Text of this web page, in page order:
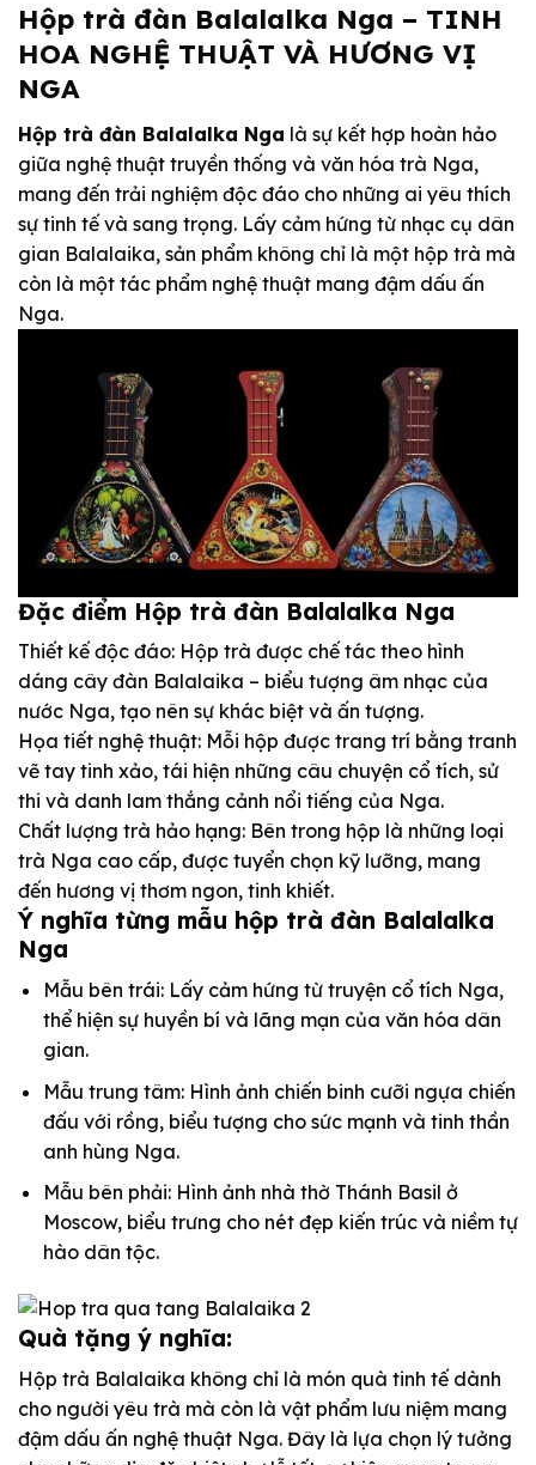
Hộp trà đàn Balalalka Nga – TINH
HOA NGHỆ THUẬT VÀ HƯƠNG VỊ
NGA
Hộp trà đàn Balalalka Nga là sự kết hợp hoàn hảo
giữa nghệ thuật truyền thống và văn hóa trà Nga,
mang đến trải nghiệm độc đáo cho những ai yêu thích
sự tinh tế và sang trọng. Lấy cảm hứng từ nhạc cụ dân
gian Balalaika, sản phẩm không chỉ là một hộp trà mà
còn là một tác phẩm nghệ thuật mang đậm dấu ấn
Nga.
Đặc điểm Hộp trà đàn Balalalka Nga
Thiết kế độc đáo: Hộp trà được chế tác theo hình
dáng cây đàn Balalaika – biểu tượng âm nhạc của
nước Nga, tạo nên sự khác biệt và ấn tượng.
Họa tiết nghệ thuật: Mỗi hộp được trang trí bằng tranh
vẽ tay tinh xảo, tái hiện những câu chuyện cổ tích, sử
thi và danh lam thắng cảnh nổi tiếng của Nga.
Chất lượng trà hảo hạng: Bên trong hộp là những loại
trà Nga cao cấp, được tuyển chọn kỹ lưỡng, mang
đến hương vị thơm ngon, tinh khiết.
Ý nghĩa từng mẫu hộp trà đàn Balalalka
Nga
Mẫu bên trái: Lấy cảm hứng từ truyện cổ tích Nga,
thể hiện sự huyền bí và lãng mạn của văn hóa dân
gian.
Mẫu trung tâm: Hình ảnh chiến binh cưỡi ngựa chiến
đấu với rồng, biểu tượng cho sức mạnh và tinh thần
anh hùng Nga.
Mẫu bên phải: Hình ảnh nhà thờ Thánh Basil ở
Moscow, biểu trưng cho nét đẹp kiến trúc và niềm tự
hào dân tộc.
Quà tặng ý nghĩa:
Hộp trà Balalaika không chỉ là món quà tinh tế dành
cho người yêu trà mà còn là vật phẩm lưu niệm mang
đậm dấu ấn nghệ thuật Nga. Đây là lựa chọn lý tưởng